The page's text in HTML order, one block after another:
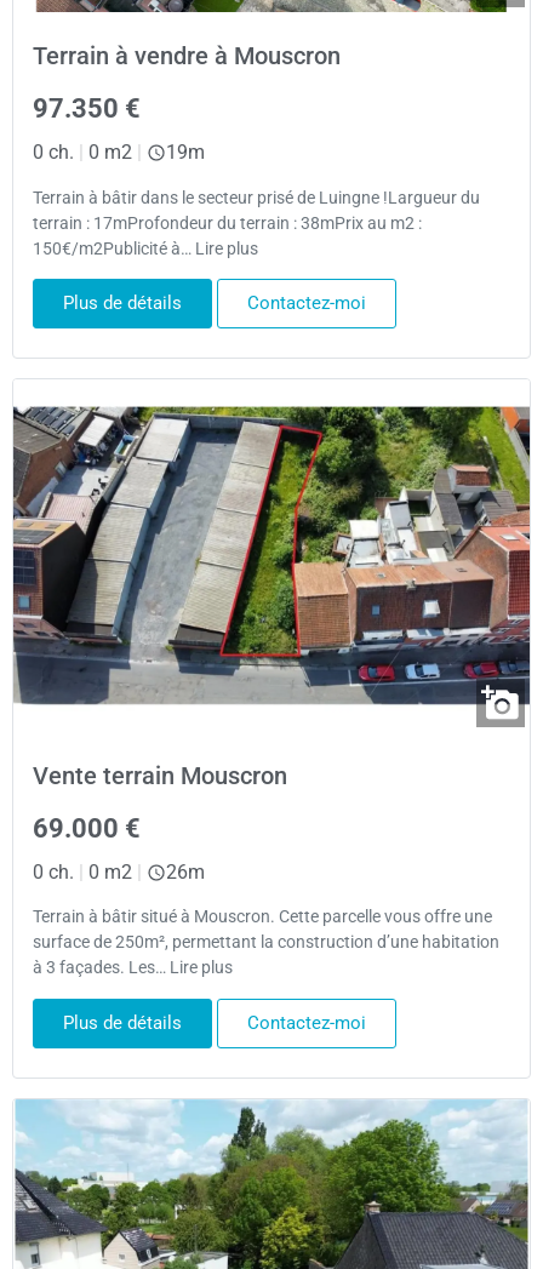
Terrain à vendre à Mouscron
97.350 €
0 ch. 0 m2 19m
Terrain à bâtir dans le secteur prisé de Luingne !Largueur du
terrain : 17mProfondeur du terrain : 38mPrix au m2 :
150€/m2Publicité à… Lire plus
Plus de détails Contactez-moi
Vente terrain Mouscron
69.000 €
0 ch. | 0 m2 | 26m
Terrain à bâtir situé à Mouscron. Cette parcelle vous offre une
surface de 250m², permettant la construction d’une habitation
à 3 façades. Les… Lire plus
Plus de détails Contactez-moi